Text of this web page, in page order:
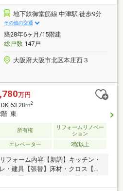
切なご家族の時間も過ごせます。
スカイラウンジ、パーティサロ
やシアタールーム、ゲストルーム
ータスを満たす施設が多数！洗練
スタイルを叶える贅沢な住環境が
地下鉄御堂筋線 中津駅 徒歩9分
その他の交通
築28年6ヶ月/15階建
総戸数147戸
大阪府大阪市北区本庄西３
万円
63.28m2
階 東
所有権
リフォームリノベー
ション
エレベーター 2階以上
フォーム内容【新調】キッチン・
・建具【張替】床材・クロス【そ
見設置・コンセント等・照明・分
御堂筋線「中津」駅徒歩9分・上